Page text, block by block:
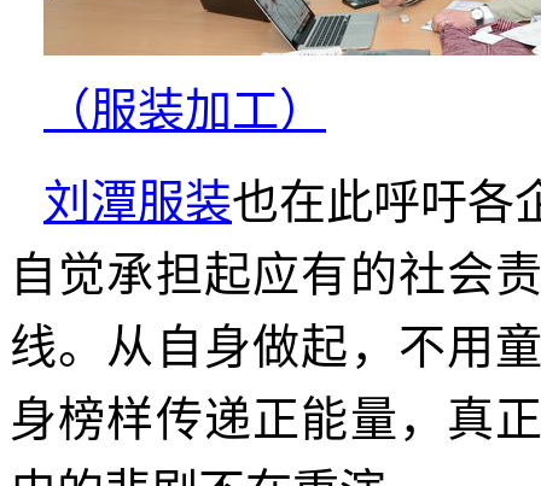
（服装加工）
刘潭服装也在此呼吁各
自觉承担起应有的社会
线。从自身做起，不用
身榜样传递正能量，真